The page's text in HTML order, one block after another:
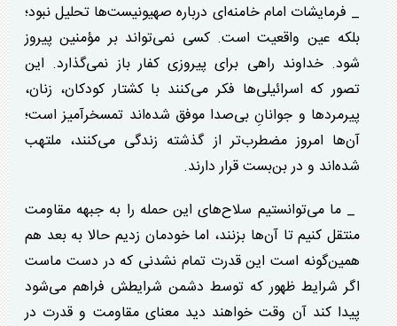
_ فرمایشات امام خامنه‌ای درباره صهیونیست‌ها تحلیل نبود؛
بلکه عین واقعیت است. کسی نمی‌تواند بر مؤمنین پیروز
شود. خداوند راهی برای پیروز‌ی کفار باز نمی‌گذارد. این
تصور که اسرائیلی‌ها فکر می‌کنند با کشتار کودکان، زنان،
پیرمرد‌ها و جوانانِ بی‌صدا موفق شده‌اند تمسخر‌آمیز است؛
آن‌ها امروز مضطرب‌تر از گذشته زندگی می‌کنند، ملتهب
شده‌اند و در بن‌بست قرار دارند.
_ ما می‌توانستیم سلاح‌های این حمله را به جبهه مقاومت
منتقل کنیم تا آن‌ها بزنند، اما خودمان زدیم حالا به بعد هم
همین‌گونه است این قدرت تمام نشدنی که در دست ماست
اگر شرایط ظهور که توسط دشمن شرایطش فراهم می‌شود
پیدا کند آن وقت خواهند دید معنای مقاومت و قدرت در